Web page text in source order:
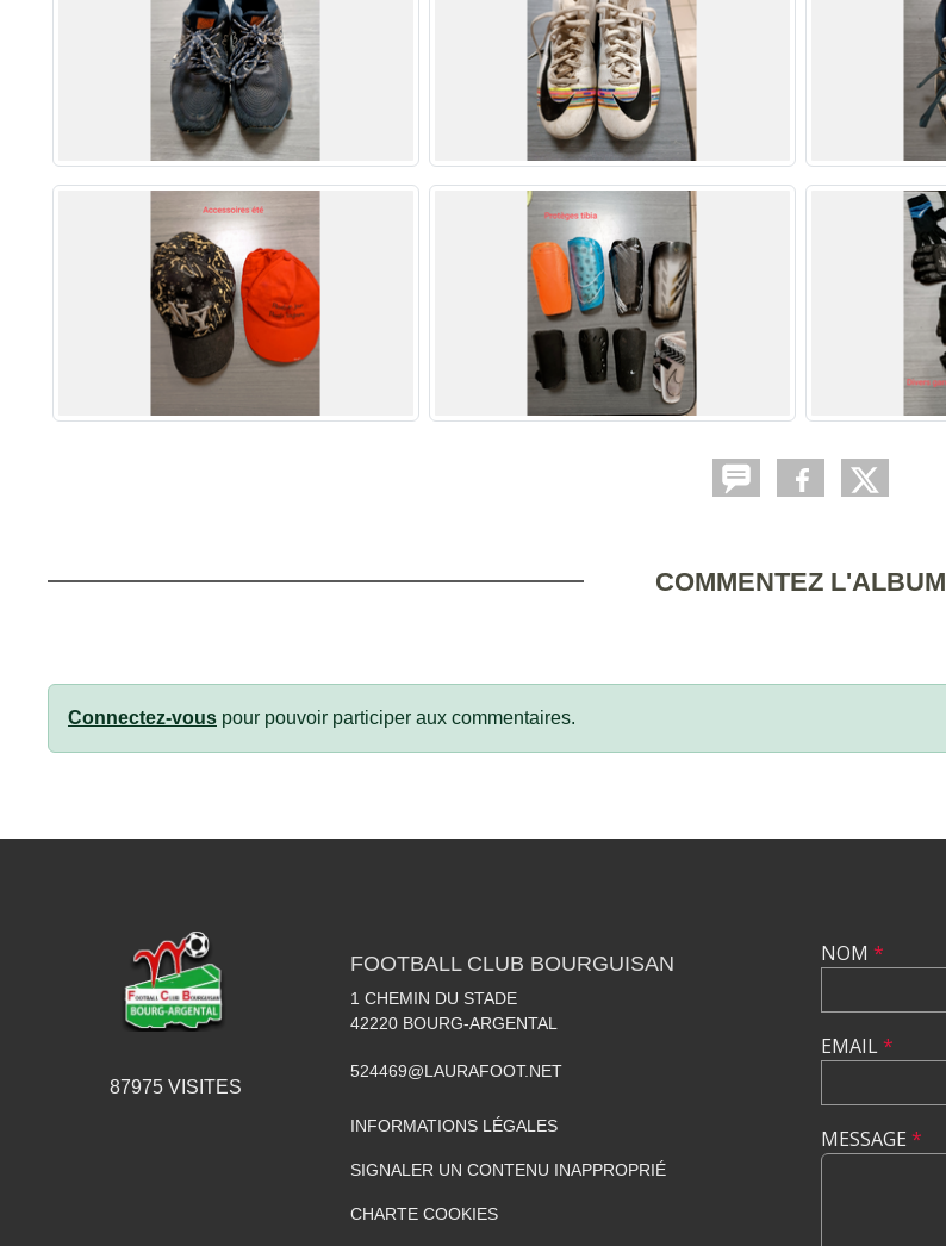
COMMENTEZ L'ALBUM
Connectez-vous pour pouvoir participer aux commentaires.
87975VISITES
FOOTBALL CLUB BOURGUISAN
1 CHEMIN DU STADE
42220 BOURG-ARGENTAL
524469@LAURAFOOT.NET
INFORMATIONS LÉGALES
SIGNALER UN CONTENU INAPPROPRIÉ
CHARTE COOKIES
NOM *
EMAIL*
MESSAGE *